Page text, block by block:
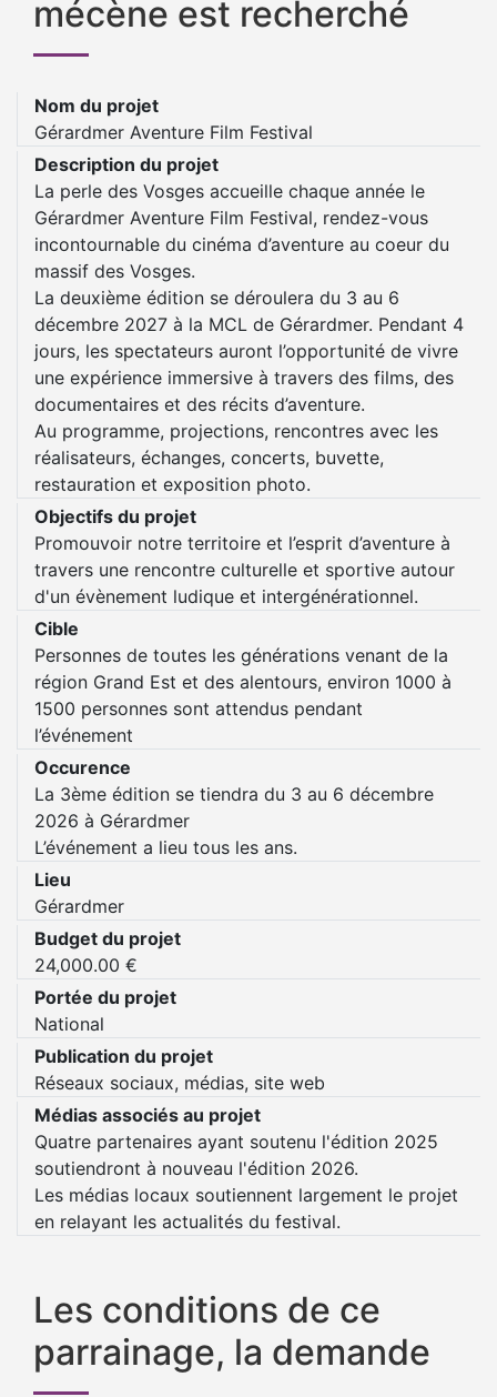
mécène est recherché
Nom du projet
Gérardmer Aventure Film Festival
Description du projet
La perle des Vosges accueille chaque année le
Gérardmer Aventure Film Festival, rendez-vous
incontournable du cinéma d’aventure au coeur du
massif des Vosges.
La deuxième édition se déroulera du 3 au 6
décembre 2027 à la MCL de Gérardmer. Pendant 4
jours, les spectateurs auront l’opportunité de vivre
une expérience immersive à travers des films, des
documentaires et des récits d’aventure.
Au programme, projections, rencontres avec les
réalisateurs, échanges, concerts, buvette,
restauration et exposition photo.
Objectifs du projet
Promouvoir notre territoire et l’esprit d’aventure à
travers une rencontre culturelle et sportive autour
d'un évènement ludique et intergénérationnel.
Cible
Personnes de toutes les générations venant de la
région Grand Est et des alentours, environ 1000 à
1500 personnes sont attendus pendant
l’événement
Occurence
La 3ème édition se tiendra du 3 au 6 décembre
2026 à Gérardmer
L’événement a lieu tous les ans.
Lieu
Gérardmer
Budget du projet
24,000.00 €
Portée du projet
National
Publication du projet
Réseaux sociaux, médias, site web
Médias associés au projet
Quatre partenaires ayant soutenu l'édition 2025
soutiendront à nouveau l'édition 2026.
Les médias locaux soutiennent largement le projet
en relayant les actualités du festival.
Les conditions de ce
parrainage, la demande